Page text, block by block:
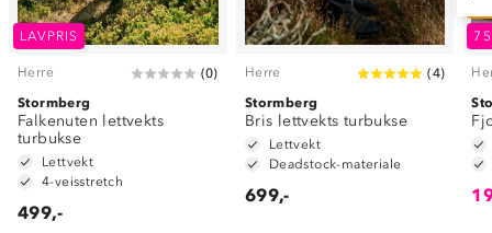
LAVPRIS
Herre (0)
Stormberg
Falkenuten lettvekts
turbukse
Lettvekt
4-veisstretch
499,-
Herre (4)
Stormberg
Bris lettvekts turbukse
Lettvekt
Deadstock-materiale
699,-